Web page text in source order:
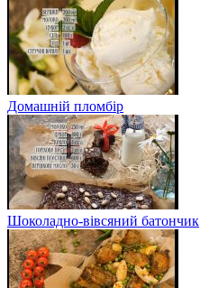
Домашній пломбір
Шоколадно-вівсяний батончик